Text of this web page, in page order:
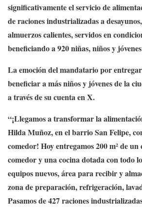
significativamente el servicio de
de raciones industrializadas a
almuerzos calientes, servidos en
beneficiando a 920 niñas, niños y
La emoción del mandatario por
beneficiar a más niños y jóvenes de la
a través de su cuenta en X.
“¡Llegamos a transformar la
Hilda Muñoz, en el barrio San Felipe,
comedor! Hoy entregamos 200 m² de
comedor y una cocina dotada con todo
equipos nuevos, área para recibir y
zona de preparación, refrigeración,
Pasamos de 427 raciones